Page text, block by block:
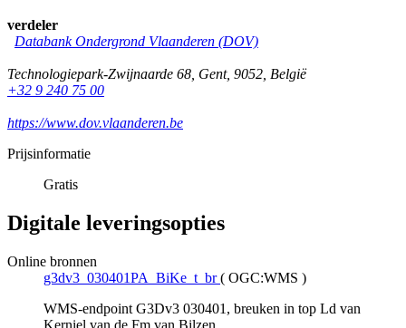
verdeler
Databank Ondergrond Vlaanderen (DOV)
Technologiepark-Zwijnaarde 68, Gent, 9052, België
+32 9 240 75 00
https://www.dov.vlaanderen.be
Prijsinformatie
Gratis
Digitale leveringsopties
Online bronnen
g3dv3_030401PA_BiKe_t_br ( OGC:WMS )
WMS-endpoint G3Dv3 030401, breuken in top Ld van